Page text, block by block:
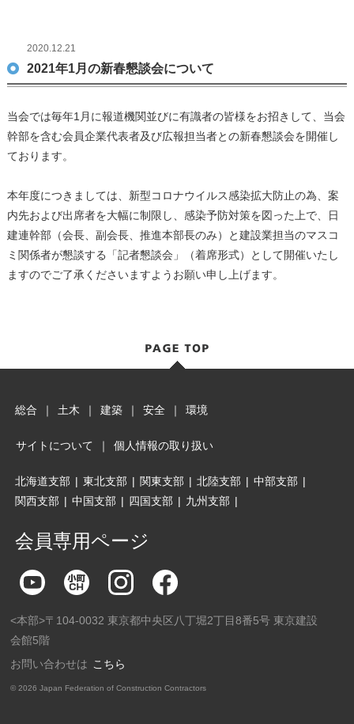
2020.12.21
2021年1月の新春懇談会について
当会では毎年1月に報道機関並びに有識者の皆様をお招きして、当会
幹部を含む会員企業代表者及び広報担当者との新春懇談会を開催し
ております。
本年度につきましては、新型コロナウイルス感染拡大防止の為、案
内先および出席者を大幅に制限し、感染予防対策を図った上で、日
建連幹部（会長、副会長、推進本部長のみ）と建設業担当のマスコ
ミ関係者が懇談する「記者懇談会」（着席形式）として開催いたし
ますのでご了承くださいますようお願い申し上げます。
総合 ｜ 土木 ｜ 建築 ｜ 安全 ｜ 環境
サイトについて ｜ 個人情報の取り扱い
北海道支部 | 東北支部 | 関東支部 | 北陸支部 | 中部支部 |
関西支部 | 中国支部 | 四国支部 | 九州支部 |
会員専用ページ
<本部>〒104-0032 東京都中央区八丁堀2丁目8番5号 東京建設
会館5階
お問い合わせは こちら
©2026 Japan Federation of Construction Contractors